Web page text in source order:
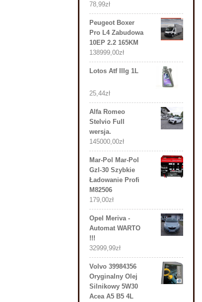
78,99zł
Peugeot Boxer
Pro L4 Zabudowa
10EP 2.2 165KM
138999,00zł
Lotos Atf IIIg 1L
25,44zł
Alfa Romeo
Stelvio Full
wersja.
145000,00zł
Mar-Pol Mar-Pol
Gzl-30 Szybkie
Ładowanie Profi
M82506
179,00zł
Opel Meriva -
Automat WARTO
!!!
32999,99zł
Volvo 39984356
Oryginalny Olej
Silnikowy 5W30
Acea A5 B5 4L